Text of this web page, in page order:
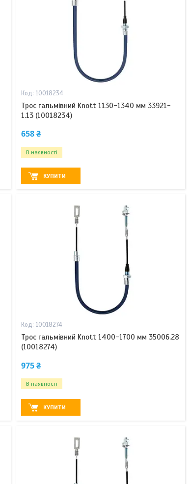
10018234
Трос гальмівний Knott 1130-1340 мм 33921-
1.13 (10018234)
658 ₴
В наявності
КУПИТИ
10018274
Трос гальмівний Knott 1400-1700 мм 35006.28
(10018274)
975 ₴
В наявності
КУПИТИ